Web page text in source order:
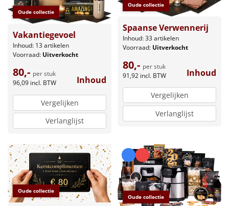
Oude collectie
Vakantiegevoel
Inhoud: 13 artikelen
Voorraad: Uitverkocht
80,- per stuk
96,09 incl. BTW Inhoud
Vergelijken
Verlanglijst
Oude collectie
Spaanse Verwennerij
Inhoud: 33 artikelen
Voorraad: Uitverkocht
80,- per stuk
91,92 incl. BTW Inhoud
Vergelijken
Verlanglijst
Oude collectie
Oude collectie